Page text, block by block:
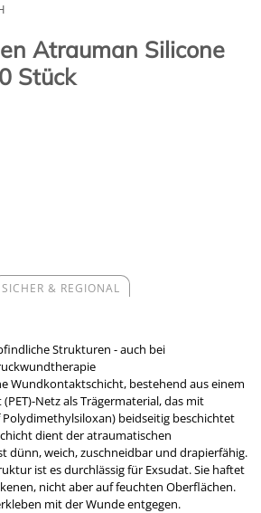
Atrauman Silicone
Stück
SICHER & REGIONAL
Strukturen - auch bei
Wundkontaktschicht, bestehend aus einem
Netz als Trägermaterial, das mit
beidseitig beschichtet
dient der atraumatischen
dünn, weich, zuschneidbar und drapierfähig.
ist es durchlässig für Exsudat. Sie haftet
nicht aber auf feuchten Oberflächen.
mit der Wunde entgegen.